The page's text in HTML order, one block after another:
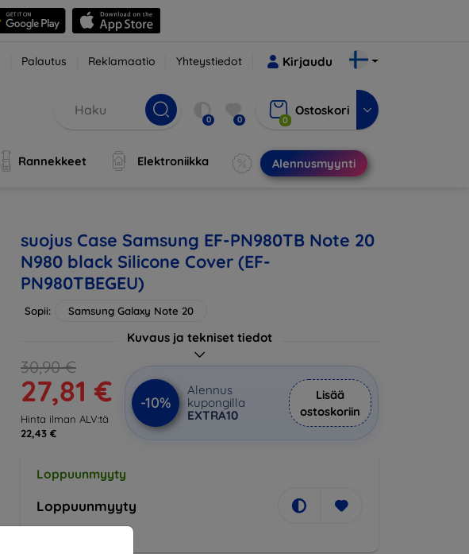
Palautus Reklamaatio Yhteystiedot Kirjaudu
0 0 0
Ostoskori
Rannekkeet Elektroniikka Alennusmyynti
suojus Case Samsung EF-PN980TB Note 20
N980 black Silicone Cover (EF-
PN980TBEGEU)
Sopii: Samsung Galaxy Note 20
Kuvaus ja tekniset tiedot
30,90 €
27,81 €
Hinta ilman ALV:tä
22,43 €
-10%
Alennus
kupongilla
EXTRA10
Lisää
ostoskoriin
Loppuunmyyty
Loppuunmyyty